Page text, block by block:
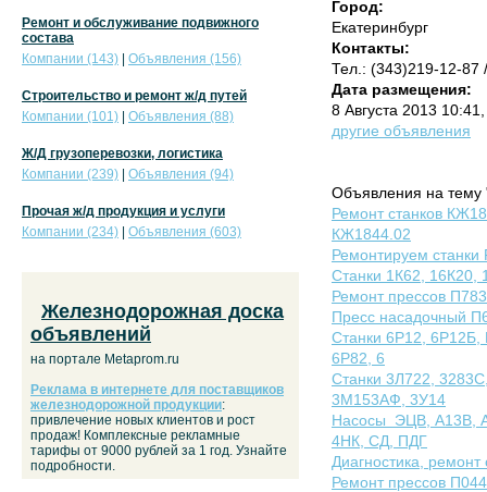
Город:
Екатеринбург
Контакты:
Тел.: (343)219-12-
Дата размещения:
8 Августа 2013
другие объявления
Объявления на тему
Ремонт станков
КЖ1844.02
Ремонтируем
Cтанки 1К62,
Ремонт прессов
Пресс насадочный
Станки 6Р12,
6Р82, 6
Станки 3Л722,
3М153АФ, 3У14
Насосы ЭЦВ, А13В,
4НК, СД, ПДГ
Диагностика,
Ремонт прессов
Ремонт и обслуживание подвижного
состава
Компании (143)
Объявления (156)
Строительство и ремонт ж/д путей
Компании (101)
Объявления (88)
Ж/Д грузоперевозки, логистика
Компании (239)
Объявления (94)
Прочая ж/д продукция и услуги
Компании (234)
Объявления (603)
Железнодорожная доска
объявлений
на портале Metaprom.ru
Реклама в интернете для поставщиков
железнодорожной продукции:
привлечение новых клиентов и рост
продаж! Комплексные рекламные
тарифы от 9000 рублей за 1 год. Узнайте
подробности.